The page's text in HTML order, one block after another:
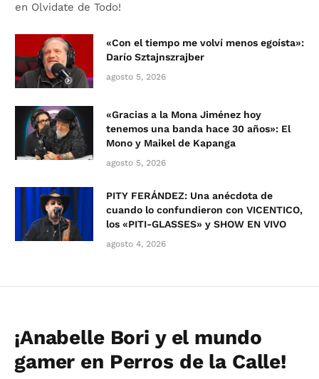
en Olvidate de Todo!
«Con el tiempo me volví menos egoísta»:
Darío Sztajnszrajber
agosto 5, 2026
«Gracias a la Mona Jiménez hoy
tenemos una banda hace 30 años»: El
Mono y Maikel de Kapanga
agosto 5, 2026
PITY FERÁNDEZ: Una anécdota de
cuando lo confundieron con VICENTICO,
los «PITI-GLASSES» y SHOW EN VIVO
agosto 4, 2026
¡Anabelle Bori y el mundo
gamer en Perros de la Calle!